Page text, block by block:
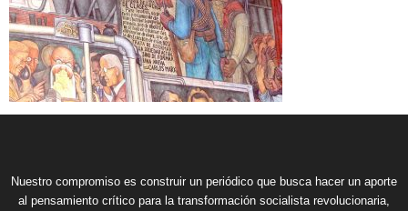
Nuestro compromiso es construir un periódico que busca hacer un aporte
al pensamiento crítico para la transformación socialista revolucionaria,